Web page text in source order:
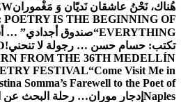
هُناك، نَحْنُ عاشقان نَديّان وَ مَغْموران
IS THE BEGINNING OF
EVERYTHING“صندوق أجدادي” …
تكتب: حسام حسن … رجولة لا تنحني!
FROM THE 36TH MEDELLÍN
FESTIVAL“Come Visit Me in
Somma’s Farewell to the Poet of
Naples إدجار موران… رحلة البحث عن